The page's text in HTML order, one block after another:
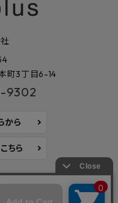
町3丁目6-14
9302
から
ちら